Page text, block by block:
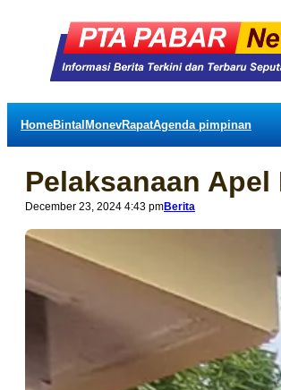
HomeBintal MonevRapatAgenda pimpinan
Pelaksanaan Apel
December 23, 2024 4:43 pmBerita